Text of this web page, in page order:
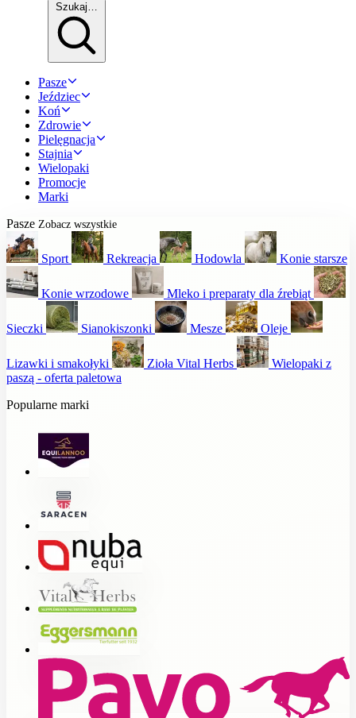
Szukaj…
Pasze
Jeździec
Koń
Zdrowie
Pielęgnacja
Stajnia
Wielopaki
Promocje
Marki
Pasze Zobacz wszystkie
Sport Rekreacja Hodowla Konie starsze
Konie wrzodowe Mleko i preparaty dla źrebiąt
Sieczki Sianokiszonki Mesze Oleje
Lizawki i smakołyki Zioła Vital Herbs
Wielopaki z
paszą - oferta paletowa
Popularne marki